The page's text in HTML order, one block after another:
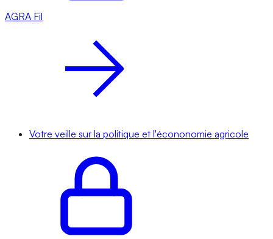
AGRA Fil
Votre veille sur la politique et l'écononomie agricole